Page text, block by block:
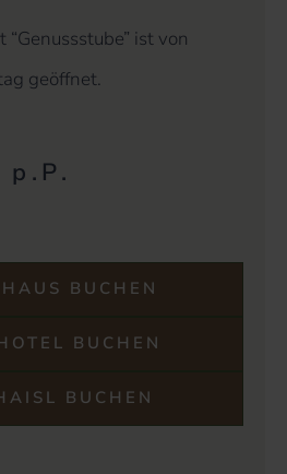
ist von
geöffnet.
BUCHEN
BUCHEN
BUCHEN